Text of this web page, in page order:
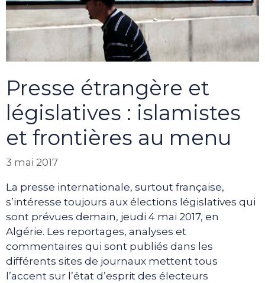
Presse étrangère et
législatives : islamistes
et frontières au menu
3 mai 2017
La presse internationale, surtout française,
s’intéresse toujours aux élections législatives qui
sont prévues demain, jeudi 4 mai 2017, en
Algérie. Les reportages, analyses et
commentaires qui sont publiés dans les
différents sites de journaux mettent tous
l’accent sur l’état d’esprit des électeurs